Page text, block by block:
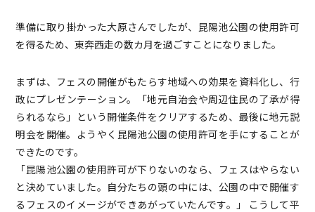
準備に取り掛かった大原さんでしたが、昆陽池公園の使用許可
を得るため、東奔西走の数カ月を過ごすことになりました。
まずは、フェスの開催がもたらす地域への効果を資料化し、行
政にプレゼンテーション。「地元自治会や周辺住民の了承が得
られるなら」という開催条件をクリアするため、最後に地元説
明会を開催。ようやく昆陽池公園の使用許可を手にすることが
できたのです。
「昆陽池公園の使用許可が下りないのなら、フェスはやらない
と決めていました。自分たちの頭の中には、公園の中で開催す
るフェスのイメージができあがっていたんです。」 こうして平